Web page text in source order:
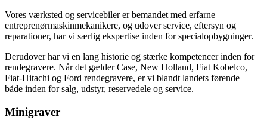
Vores værksted og servicebiler er bemandet med erfarne
entreprenørmaskinmekanikere, og udover service, eftersyn og
reparationer, har vi særlig ekspertise inden for specialopbygninger.
Derudover har vi en lang historie og stærke kompetencer inden for
rendegravere. Når det gælder Case, New Holland, Fiat Kobelco,
Fiat-Hitachi og Ford rendegravere, er vi blandt landets førende –
både inden for salg, udstyr, reservedele og service.
Minigraver